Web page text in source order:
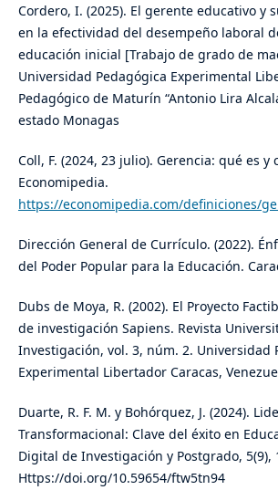
Cordero, I. (2025). El gerente educativo y
en la efectividad del desempeño laboral
educación inicial [Trabajo de grado de
Universidad Pedagógica Experimental
Pedagógico de Maturín “Antonio Lira
estado Monagas
Coll, F. (2024, 23 julio). Gerencia: qué es y
Economipedia.
https://economipedia.com/definiciones/
Dirección General de Currículo. (2022).
del Poder Popular para la Educación.
Dubs de Moya, R. (2002). El Proyecto
de investigación Sapiens. Revista
Investigación, vol. 3, núm. 2. Universidad
Experimental Libertador Caracas,
Duarte, R. F. M. y Bohórquez, J. (2024).
Transformacional: Clave del éxito en
Digital de Investigación y Postgrado, 5(9),
Https://doi.org/10.59654/ftw5tn94